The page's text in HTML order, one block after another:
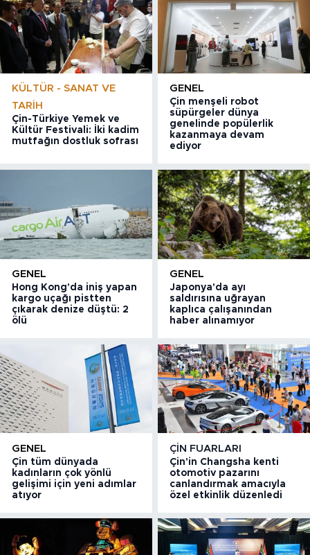
KÜLTÜR - SANAT VE
TARIH
Çin-Türkiye Yemek ve
Kültür Festivali: İki kadim
mutfağın dostluk sofrası
GENEL
Çin menşeli robot
süpürgeler dünya
genelinde popülerlik
kazanmaya devam
ediyor
GENEL
Hong Kong'da iniş yapan
kargo uçağı pistten
çıkarak denize düştü: 2
ölü
GENEL
Japonya'da ayı
saldırısına uğrayan
kaplıca çalışanından
haber alınamıyor
GENEL
Çin tüm dünyada
kadınların çok yönlü
gelişimi için yeni adımlar
atıyor
ÇIN FUARLARI
Çin'in Changsha kenti
otomotiv pazarını
canlandırmak amacıyla
özel etkinlik düzenledi